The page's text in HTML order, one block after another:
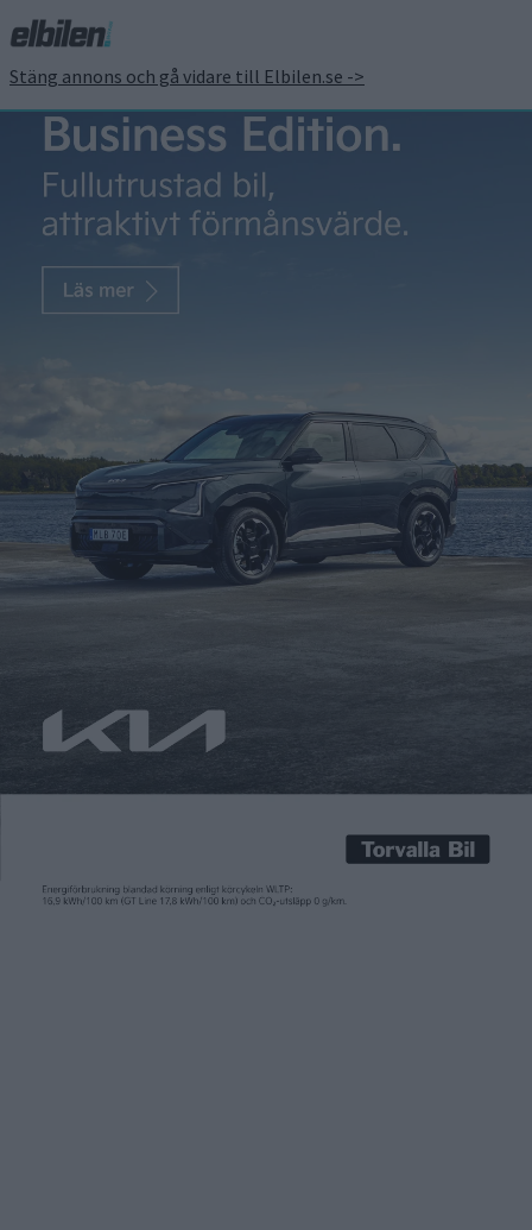
Stäng annons och gå vidare till Elbilen.se ->
Två olika versioner – Kia
visar designen av nya
EV4
Carl Undéhn
mer om sina framtidsplaner för eldrift och presentera nya EV4
och serieversionen av transportbilen PV5, samt ett koncept på
Egentligen skulle vi få se den först i slutet av månaden. Under
eventet Kia EV Dayska den koreanska tillverkaren både berätta